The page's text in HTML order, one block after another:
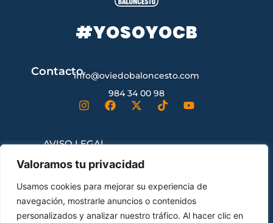
Valoramos tu privacidad
Usamos cookies para mejorar su experiencia de
navegación, mostrarle anuncios o contenidos
personalizados y analizar nuestro tráfico. Al hacer clic en
#YOSOYOCB
Contactoinfo@oviedobaloncesto.com
984 34 00 98
AVISO LEGAL
CONTRATACIÓN